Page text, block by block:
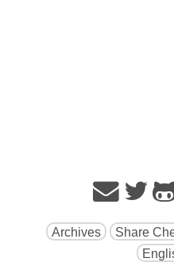
Archives Share